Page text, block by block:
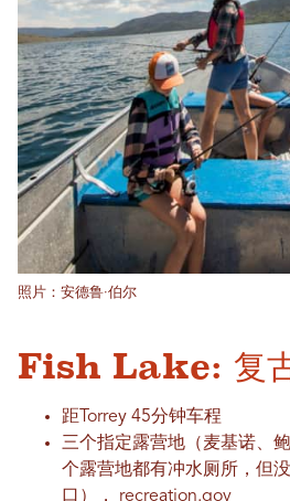
照片：安德鲁·伯尔
Fish Lake: 复
距Torrey 45分钟车程
三个指定露营地（麦基诺、
个露营地都有冲水厕所，但
口）， recreation.gov